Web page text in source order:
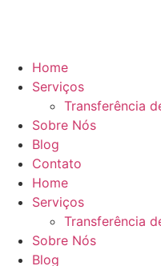
Home
Serviços
Transferência
Sobre Nós
Blog
Contato
Home
Serviços
Transferência
Sobre Nós
Blog